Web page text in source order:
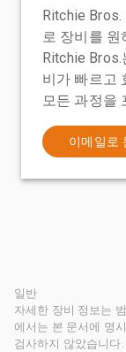
Ritchie
로 장비를 원
Ritchie
비가 빠르고
모든 과정을
이메일로
일반
자세한 장비 정보는
에서는 본 문서에 명
검사하지 않았습니다